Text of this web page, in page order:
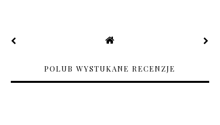
POLUB WYSTUKANE RECENZJE